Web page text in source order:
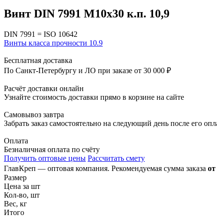
Винт DIN 7991 M10x30 к.п. 10,9
DIN 7991 = ISO 10642
Винты класса прочности 10.9
Бесплатная доставка
По Санкт-Петербургу и ЛО при заказе от 30 000 ₽
Расчёт доставки онлайн
Узнайте стоимость доставки прямо в корзине на сайте
Самовывоз завтра
Забрать заказ самостоятельно на следующий день после его
Оплата
Безналичная оплата по счёту
Получить оптовые цены Рассчитать смету
ГлавКреп — оптовая компания. Рекомендуемая сумма заказа
Размер
Цена за шт
Кол-во, шт
Вес, кг
Итого